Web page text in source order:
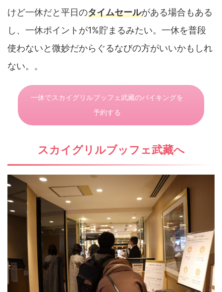
けど一休だと平日のタイムセールがある場合もある
し、一休ポイントが1%貯まるみたい。一休を普段
使わないと微妙だからぐるなびの方がいいかもしれ
ない。。
一休でスカイグリルブッフェ武藏のバイキングを
予約する
スカイグリルブッフェ武藏へ